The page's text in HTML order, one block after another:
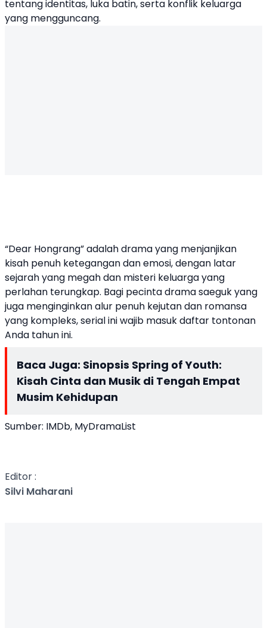
tentang identitas, luka batin, serta konflik keluarga
yang mengguncang.
“Dear Hongrang” adalah drama yang menjanjikan
kisah penuh ketegangan dan emosi, dengan latar
sejarah yang megah dan misteri keluarga yang
perlahan terungkap. Bagi pecinta drama saeguk yang
juga menginginkan alur penuh kejutan dan romansa
yang kompleks, serial ini wajib masuk daftar tontonan
Anda tahun ini.
Baca Juga: Sinopsis Spring of Youth:
Kisah Cinta dan Musik di Tengah Empat
Musim Kehidupan
Sumber: IMDb, MyDramaList
Editor :
Silvi Maharani